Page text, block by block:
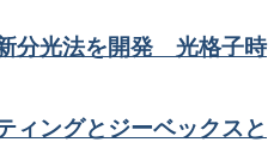
分光法を開発 光格子時
ィングとジーベックスと